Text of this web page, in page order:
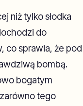
niż tylko słodka
do
co sprawia, że pod
bombą.
bogatym
tego